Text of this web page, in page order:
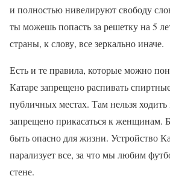
и полностью нивелируют свободу
ты можешь попасть за решетку на 5
страны, к слову, все зеркально иначе.
Есть и те правила, которые можно
Катаре запрещено распивать
публичных местах. Там нельзя ходить
запрещено прикасаться к женщинам.
быть опасно для жизни. Устройство
парализует все, за что мы любим
стене.